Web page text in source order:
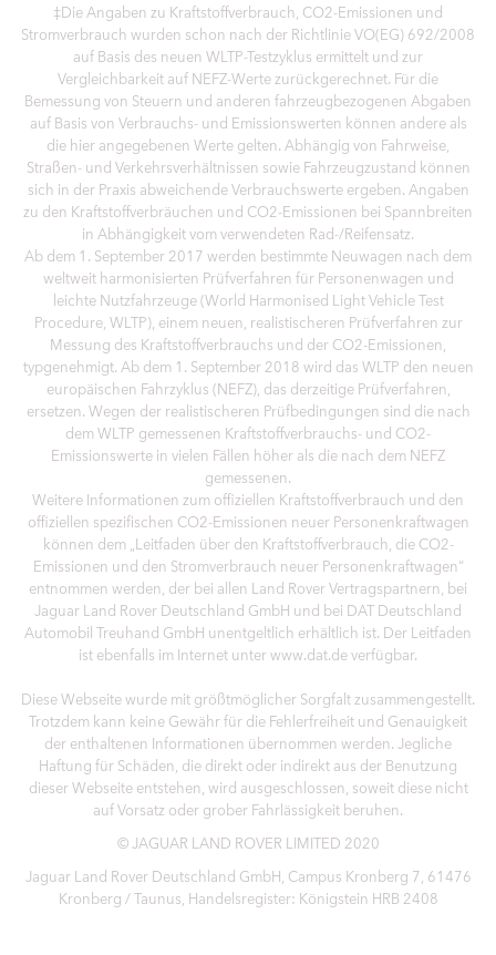
‡Die Angaben zu Kraftstoffverbrauch, CO2-Emissionen und
Stromverbrauch wurden schon nach der Richtlinie VO(EG) 692/2008
auf Basis des neuen WLTP-Testzyklus ermittelt und zur
Vergleichbarkeit auf NEFZ-Werte zurückgerechnet. Für die
Bemessung von Steuern und anderen fahrzeugbezogenen Abgaben
auf Basis von Verbrauchs- und Emissionswerten können andere als
die hier angegebenen Werte gelten. Abhängig von Fahrweise,
Straßen- und Verkehrsverhältnissen sowie Fahrzeugzustand können
sich in der Praxis abweichende Verbrauchswerte ergeben. Angaben
zu den Kraftstoffverbräuchen und CO2-Emissionen bei Spannbreiten
in Abhängigkeit vom verwendeten Rad-/Reifensatz.
Ab dem 1. September 2017 werden bestimmte Neuwagen nach dem
weltweit harmonisierten Prüfverfahren für Personenwagen und
leichte Nutzfahrzeuge (World Harmonised Light Vehicle Test
Procedure, WLTP), einem neuen, realistischeren Prüfverfahren zur
Messung des Kraftstoffverbrauchs und der CO2-Emissionen,
typgenehmigt. Ab dem 1. September 2018 wird das WLTP den neuen
europäischen Fahrzyklus (NEFZ), das derzeitige Prüfverfahren,
ersetzen. Wegen der realistischeren Prüfbedingungen sind die nach
dem WLTP gemessenen Kraftstoffverbrauchs- und CO2-
Emissionswerte in vielen Fällen höher als die nach dem NEFZ
gemessenen.
Weitere Informationen zum offiziellen Kraftstoffverbrauch und den
offiziellen spezifischen CO2-Emissionen neuer Personenkraftwagen
können dem „Leitfaden über den Kraftstoffverbrauch, die CO2-
Emissionen und den Stromverbrauch neuer Personenkraftwagen“
entnommen werden, der bei allen Land Rover Vertragspartnern, bei
Jaguar Land Rover Deutschland GmbH und bei DAT Deutschland
Automobil Treuhand GmbH unentgeltlich erhältlich ist. Der Leitfaden
ist ebenfalls im Internet unter www.dat.de verfügbar.
Diese Webseite wurde mit größtmöglicher Sorgfalt zusammengestellt.
Trotzdem kann keine Gewähr für die Fehlerfreiheit und Genauigkeit
der enthaltenen Informationen übernommen werden. Jegliche
Haftung für Schäden, die direkt oder indirekt aus der Benutzung
dieser Webseite entstehen, wird ausgeschlossen, soweit diese nicht
auf Vorsatz oder grober Fahrlässigkeit beruhen.
© JAGUAR LAND ROVER LIMITED 2020
Jaguar Land Rover Deutschland GmbH, Campus Kronberg 7, 61476
Kronberg / Taunus, Handelsregister: Königstein HRB 2408